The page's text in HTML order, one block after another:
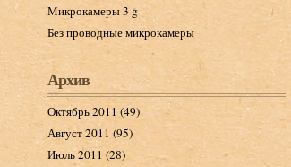
Микрокамеры 3 g
Без проводные микрокамеры
Архив
Октябрь 2011 (49)
Август 2011 (95)
Июль 2011 (28)